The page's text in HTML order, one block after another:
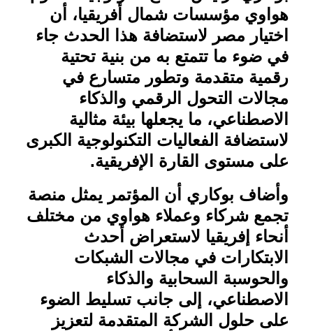
هواوي مؤسسات شمال أفريقيا، أن
اختيار مصر لاستضافة هذا الحدث جاء
في ضوء ما تتمتع به من بنية تحتية
رقمية متقدمة وتطور متسارع في
مجالات التحول الرقمي والذكاء
الاصطناعي، ما يجعلها بيئة مثالية
لاستضافة الفعاليات التكنولوجية الكبرى
على مستوى القارة الإفريقية.
وأضاف بوكاري أن المؤتمر يمثل منصة
تجمع شركاء وعملاء هواوي من مختلف
أنحاء إفريقيا لاستعراض أحدث
الابتكارات في مجالات الشبكات
والحوسبة السحابية والذكاء
الاصطناعي، إلى جانب تسليط الضوء
على حلول الشركة المتقدمة لتعزيز